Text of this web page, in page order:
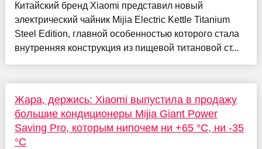
Китайский бренд Xiaomi представил новый
электрический чайник Mijia Electric Kettle Titanium
Steel Edition, главной особенностью которого стала
внутренняя конструкция из пищевой титановой ст...
Жара, держись: Xiaomi выпустила в продажу
большие кондиционеры Mijia Giant Power
Saving Pro, которым нипочем ни +65 °C, ни -35
°C